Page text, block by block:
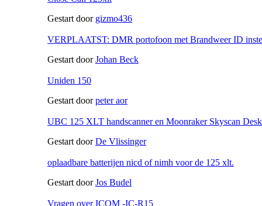
Gestart door gizmo436
VERPLAATST: DMR portofoon met Brandweer ID
Gestart doorJohan Beck
Uniden 150
Gestart doorpeter aor
UBC 125 XLT handscanner en Moonraker Skyscan
Gestart doorDe Vlissinger
oplaadbare batterijen nicd of nimh voor de 125 xlt.
Gestart doorJos Budel
Vragen over ICOM -IC-R15